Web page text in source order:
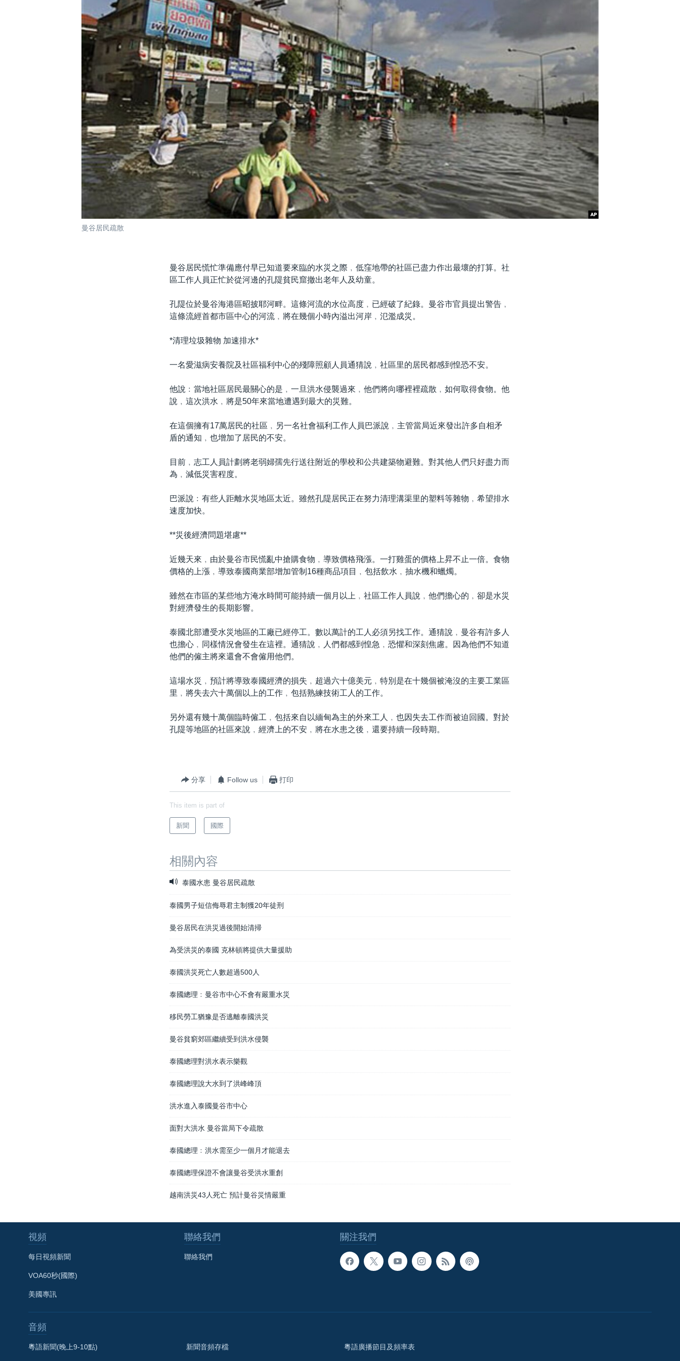
曼谷居民疏散
曼谷居民慌忙準備應付早已知道要來臨的水災之際﹐低窪地帶的社區已盡力作出最壞的打算。社
區工作人員正忙於從河邊的孔隄貧民窟撤出老年人及幼童。
孔隄位於曼谷海港區昭披耶河畔。這條河流的水位高度﹐已經破了紀錄。曼谷市官員提出警告﹐
這條流經首都市區中心的河流﹐將在幾個小時內溢出河岸﹐氾濫成災。
*清理垃圾雜物 加速排水*
一名愛滋病安養院及社區福利中心的殘障照顧人員通猜說﹐社區里的居民都感到惶恐不安。
他說﹕當地社區居民最關心的是﹐一旦洪水侵襲過來﹐他們將向哪裡裡疏散﹐如何取得食物。他
說﹐這次洪水﹐將是50年來當地遭遇到最大的災難。
在這個擁有17萬居民的社區﹐另一名社會福利工作人員巴派說﹐主管當局近來發出許多自相矛
盾的通知﹐也增加了居民的不安。
目前﹐志工人員計劃將老弱婦孺先行送往附近的學校和公共建築物避難。對其他人們只好盡力而
為﹐減低災害程度。
巴派說﹕有些人距離水災地區太近。雖然孔隄居民正在努力清理溝渠里的塑料等雜物﹐希望排水
速度加快。
**災後經濟問題堪慮**
近幾天來﹐由於曼谷市民慌亂中搶購食物﹐導致價格飛漲。一打雞蛋的價格上昇不止一倍。食物
價格的上漲﹐導致泰國商業部增加管制16種商品項目﹐包括飲水﹐抽水機和蠟燭。
雖然在市區的某些地方淹水時間可能持續一個月以上﹐社區工作人員說﹐他們擔心的﹐卻是水災
對經濟發生的長期影響。
泰國北部遭受水災地區的工廠已經停工。數以萬計的工人必須另找工作。通猜說﹐曼谷有許多人
也擔心﹐同樣情況會發生在這裡。通猜說﹐人們都感到惶急﹐恐懼和深刻焦慮。因為他們不知道
他們的僱主將來還會不會僱用他們。
這場水災﹐預計將導致泰國經濟的損失﹐超過六十億美元﹐特別是在十幾個被淹沒的主要工業區
里﹐將失去六十萬個以上的工作﹐包括熟練技術工人的工作。
另外還有幾十萬個臨時僱工﹐包括來自以緬甸為主的外來工人﹐也因失去工作而被迫回國。對於
孔隄等地區的社區來說﹐經濟上的不安﹐將在水患之後﹐還要持續一段時期。
分享 Follow us 打印
This item is part of
新聞 國際
相關內容
泰國水患 曼谷居民疏散
泰國男子短信侮辱君主制獲20年徒刑
曼谷居民在洪災過後開始清掃
為受洪災的泰國 克林頓將提供大量援助
泰國洪災死亡人數超過500人
泰國總理﹕曼谷市中心不會有嚴重水災
移民勞工猶豫是否逃離泰國洪災
曼谷貧窮郊區繼續受到洪水侵襲
泰國總理對洪水表示樂觀
泰國總理說大水到了洪峰峰頂
洪水進入泰國曼谷市中心
面對大洪水 曼谷當局下令疏散
泰國總理﹕洪水需至少一個月才能退去
泰國總理保證不會讓曼谷受洪水重創
越南洪災43人死亡 預計曼谷災情嚴重
關注我們
視頻
每日視頻新聞
VOA60秒(國際)
美國專訊
聯絡我們
聯絡我們
音頻
粵語新聞(晚上9-10點) 新聞音頻存檔 粵語廣播節目及頻率表